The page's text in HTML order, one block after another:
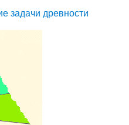
задачи древности